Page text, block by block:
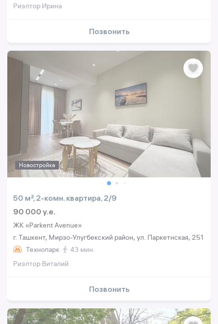
Риэлтор Ирина
Позвонить
Новостройка
50 м², 2-комн. квартира, 2/9
90 000 y.e.
ЖК «Parkent Avenue»
г. Ташкент, Мирзо-Улугбекский район, ул. Паркетнская, 251
Технопарк
43 мин.
Риэлтор Виталий
Позвонить